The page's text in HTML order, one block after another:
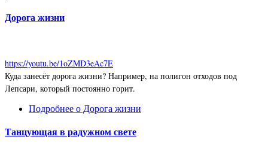
Дорога жизни
https://youtu.be/1oZMD3eAc7E
Куда занесёт дорога жизни? Например, на полигон отходов под
Лепсари, который постоянно горит.
Подробнее о Дорога жизни
Танцующая в радужном свете